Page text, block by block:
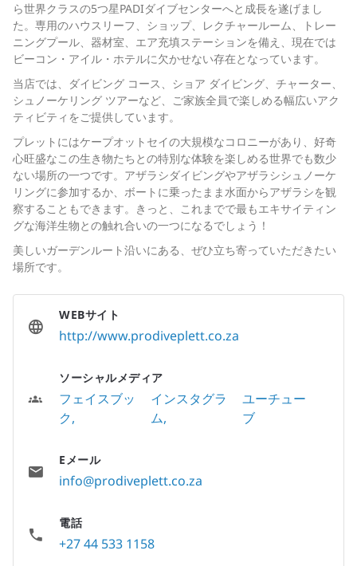
ら世界クラスの5つ星PADIダイブセンターへと成長を遂げまし
た。専用のハウスリーフ、ショップ、レクチャールーム、トレー
ニングプール、器材室、エア充填ステーションを備え、現在では
ビーコン・アイル・ホテルに欠かせない存在となっています。
当店では、ダイビング コース、ショア ダイビング、チャーター、
シュノーケリング ツアーなど、ご家族全員で楽しめる幅広いアク
ティビティをご提供しています。
プレットにはケープオットセイの大規模なコロニーがあり、好奇
心旺盛なこの生き物たちとの特別な体験を楽しめる世界でも数少
ない場所の一つです。アザラシダイビングやアザラシシュノーケ
リングに参加するか、ボートに乗ったまま水面からアザラシを観
察することもできます。きっと、これまでで最もエキサイティン
グな海洋生物との触れ合いの一つになるでしょう！
美しいガーデンルート沿いにある、ぜひ立ち寄っていただきたい
場所です。
WEBサイト
http://www.prodiveplett.co.za
ソーシャルメディア
フェイスブッ
ク
インスタグラ
ム
ユーチュー
ブ
Eメール
info@prodiveplett.co.za
電話
+27 44 533 1158